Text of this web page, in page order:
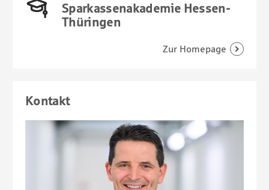
Sparkassenakademie Hessen-
Thüringen
Kontakt